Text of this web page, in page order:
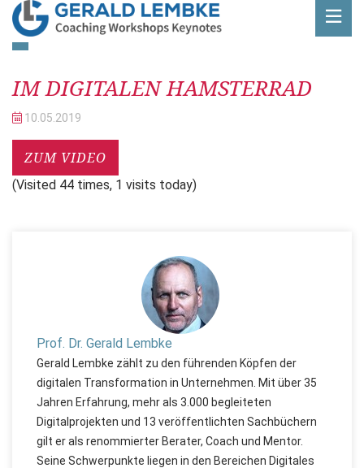
IM DIGITALEN HAMSTERRAD
10.05. 2019
ZUM VIDEO
(Visited 44 times, 1 visits today)
Prof. Dr. Gerald Lembke
Gerald Lembke zählt zu den führenden Köpfen der
digitalen Transformation in Unternehmen. Mit über 35
Jahren Erfahrung, mehr als 3.000 begleiteten
Digitalprojekten und 13 veröffentlichten Sachbüchern
gilt er als renommierter Berater, Coach und Mentor.
Seine Schwerpunkte liegen in den Bereichen Digitales